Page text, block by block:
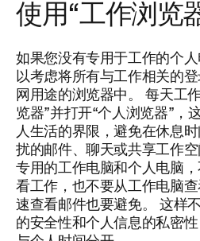
使用“工作浏览
如果您没有专用于工作的个人
以考虑将所有与工作相关的
网用途的浏览器中。 每天工
览器”并打开“个人浏览器”，
人生活的界限，避免在休息
扰的邮件、聊天或共享工作
专用的工作电脑和个人电脑
看工作，也不要从工作电脑
速查看邮件也要避免。 这样
的安全性和个人信息的私密